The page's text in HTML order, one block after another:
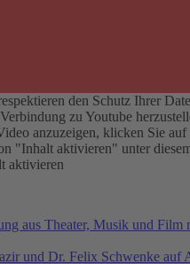
den Schutz Ihrer
zu Youtube
anzuzeigen, klicken Sie auf
"Inhalt aktivieren" unter
aktivieren